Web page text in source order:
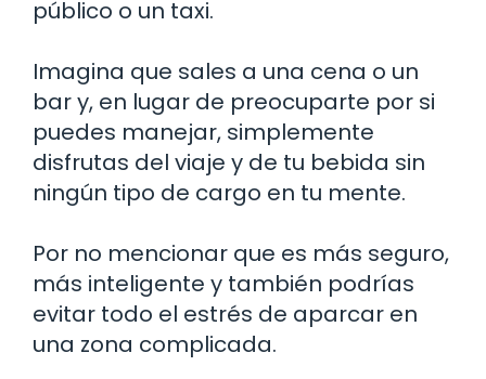
público o un taxi.
Imagina que sales a una cena o un
bar y, en lugar de preocuparte por si
puedes manejar, simplemente
disfrutas del viaje y de tu bebida sin
ningún tipo de cargo en tu mente.
Por no mencionar que es más seguro,
más inteligente y también podrías
evitar todo el estrés de aparcar en
una zona complicada.